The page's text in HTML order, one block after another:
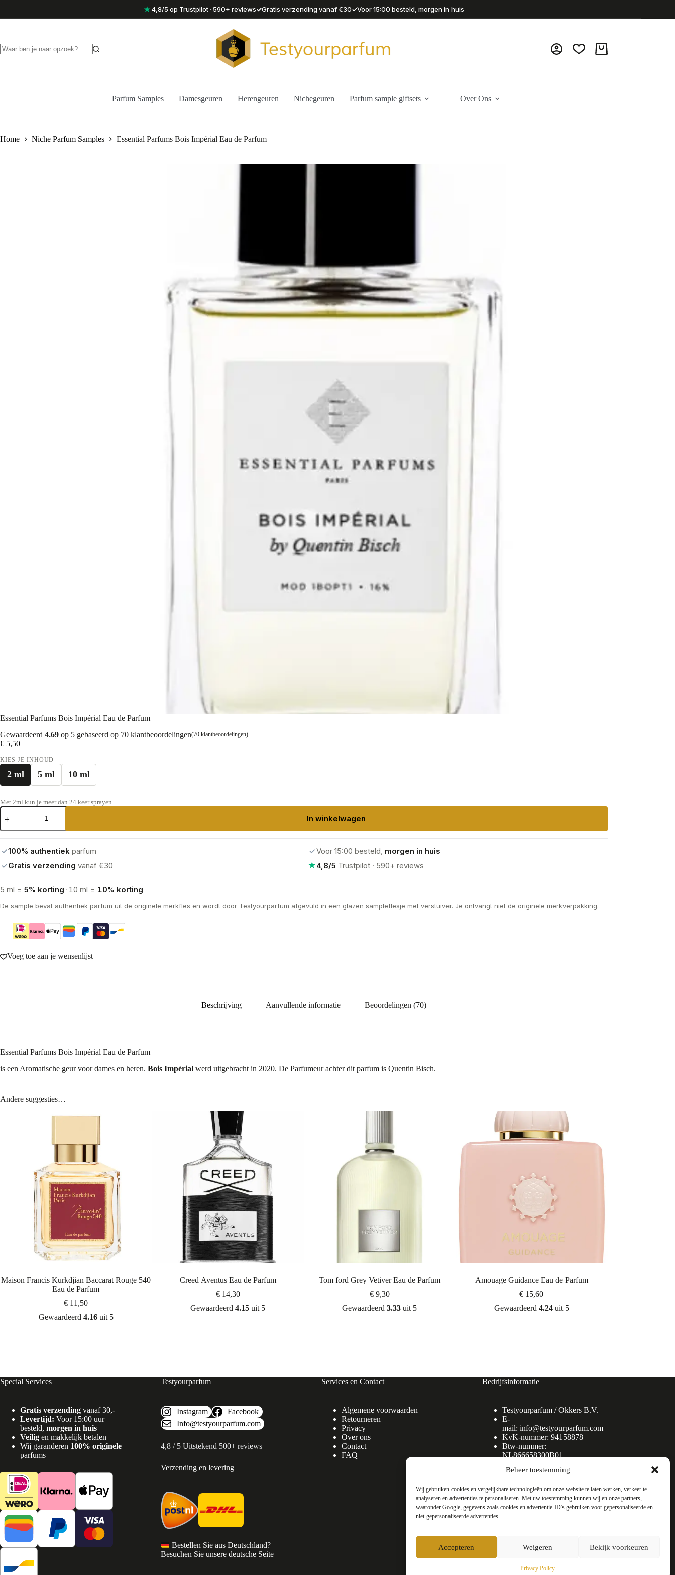
Beheer toestemming
Wij gebruiken cookies en vergelijkbare technologieën om onze website te laten werken, verkeer te
analyseren en advertenties te personaliseren. Met uw toestemming kunnen wij en onze partners,
waaronder Google, gegevens zoals cookies en advertentie-ID's gebruiken voor gepersonaliseerde en
niet-gepersonaliseerde advertenties.
Accepteren Weigeren Bekijk voorkeuren
Privacy Policy
★4,8/5 op Trustpilot · 590+ reviews✓Gratis verzending vanaf €30✓Voor 15:00 besteld, morgen in huis
Winkelwagen
Parfum Samples Damesgeuren Herengeuren Nichegeuren Parfum sample giftsets Over Ons
Home Niche Parfum Samples Essential Parfums Bois Impérial Eau de Parfum
Essential Parfums Bois Impérial Eau de Parfum
Gewaardeerd 4.69 op 5 gebaseerd op 70 klantbeoordelingen(70 klantbeoordelingen)
€ 5,50
KIES JE INHOUD
2 ml 5 ml 10 ml
Met 2ml kun je meer dan 24 keer sprayen
Essential
Parfums
de
aantal
In winkelwagen
✓100% authentiek parfum ✓Voor 15:00 besteld, morgen in huis
✓Gratis verzending vanaf €30 ★4,8/5 Trustpilot · 590+ reviews
5 ml = 5% korting · 10 ml = 10% korting
De sample bevat authentiek parfum uit de originele merkfles en wordt door Testyourparfum afgevuld in een glazen sampleflesje met verstuiver. Je ontvangt niet de originele merkverpakking.
Voeg toe aan je wensenlijst
Beschrijving Aanvullende informatie Beoordelingen (70)
Essential Parfums Bois Impérial Eau de Parfum
is een Aromatische geur voor dames en heren. Bois Impérial werd uitgebracht in 2020. De Parfumeur achter dit parfum is Quentin Bisch.
Andere suggesties…
Maison Francis Kurkdjian Baccarat Rouge 540
Eau de Parfum
€ 11,50
Gewaardeerd 4.16uit 5
Creed Aventus Eau de Parfum
€14,30
Gewaardeerd4.15 uit 5
Tom ford Grey Vetiver Eau de Parfum
€9,30
Gewaardeerd3.33 uit 5
Amouage Guidance Eau de Parfum
€ 15,60
Gewaardeerd 4.24uit 5
Special Services
Gratis verzending vanaf 30,-
Levertijd: Voor 15:00 uur
besteld, morgen in huis
Veilig en makkelijk betalen
Wij garanderen 100% originele
parfums
Testyourparfum
Instagram
Facebook
Info@testyourparfum.com
4,8 / 5 Uitstekend 500+ reviews
Verzending en levering
Bestellen Sie aus Deutschland?
Besuchen Sie unsere deutsche Seite
Services en Contact
Algemene voorwaarden
Retourneren
Privacy
Over ons
Contact
FAQ
Bedrijfsinformatie
Testyourparfum /Okkers B.V.
E-
mail: info@testyourparfum.com
KvK-nummer: 94158878
Btw-nummer:
NL866658300B01